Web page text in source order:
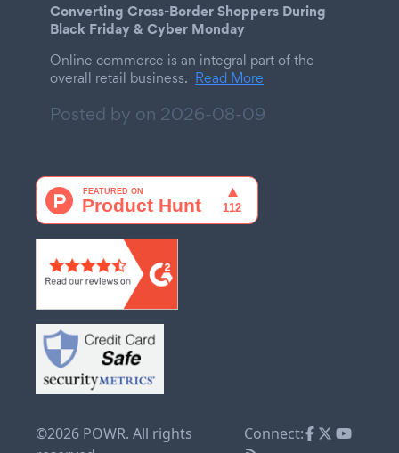
Converting Cross-Border Shoppers During
Black Friday & Cyber Monday
Online commerce is an integral part of the
overall retail business. Read More
Posted by on 2026-08-09
©2026 POWR. All rights
Connect: